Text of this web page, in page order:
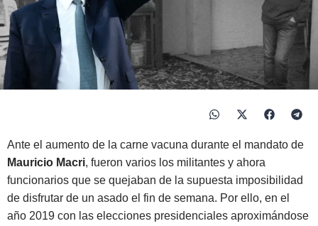
Ante el aumento de la carne vacuna durante el mandato de
Mauricio Macri, fueron varios los militantes y ahora
funcionarios que se quejaban de la supuesta imposibilidad
de disfrutar de un asado el fin de semana. Por ello, en el
año 2019 con las elecciones presidenciales aproximándose